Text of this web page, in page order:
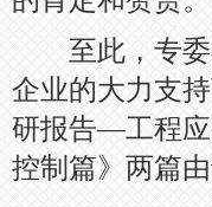
至此，专委
企业的大力支
研报告—工程
控制篇》两篇